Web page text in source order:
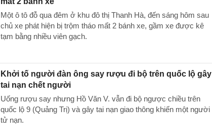
Một ô tô đỗ qua đêm ở khu đô thị Thanh Hà, đến sáng hôm sau
chủ xe phát hiện bị trộm tháo mất 2 bánh xe, gầm xe được kê
tạm bằng nhiều viên gạch.
Khởi tố người đàn ông say rượu đi bộ trên quốc lộ gây
tai nạn chết người
Uống rượu say nhưng Hồ Văn V. vẫn đi bộ ngược chiều trên
quốc lộ 9 (Quảng Trị) và gây tai nạn giao thông khiến một người
tử nạn.